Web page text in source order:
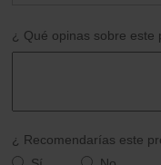
¿ Qué opinas sobre este
¿ Recomendarías este